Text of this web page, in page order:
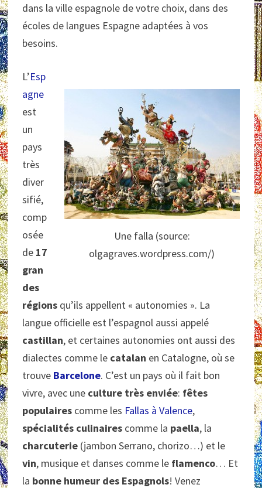
dans la ville espagnole de votre choix, dans des
écoles de langues Espagne adaptées à vos
besoins.
Une falla (source:
olgagraves.wordpress.com/)
L’Esp
agne
est
un
pays
très
diver
sifié,
comp
osée
de 17
gran
des
régions qu’ils appellent « autonomies ». La
langue officielle est l’espagnol aussi appelé
castillan, et certaines autonomies ont aussi des
dialectes comme le catalan en Catalogne, où se
trouve Barcelone. C’est un pays où il fait bon
vivre, avec une culture très enviée: fêtes
populaires comme les Fallas à Valence,
spécialités culinaires comme la paella, la
charcuterie (jambon Serrano, chorizo…) et le
vin, musique et danses comme le flamenco… Et
la bonne humeur des Espagnols! Venez